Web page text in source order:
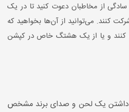
سادگی از مخاطبان دعوت کنید تا در یک
کنند. می‌توانید از آن‌ها بخواهید که
کنند و یا از یک هشتگ خاص در کپشن
یک لحن و صدای برند مشخص